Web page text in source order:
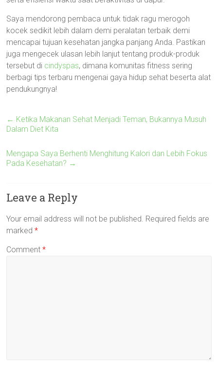
Saya mendorong pembaca untuk tidak ragu merogoh
kocek sedikit lebih dalam demi peralatan terbaik demi
mencapai tujuan kesehatan jangka panjang Anda. Pastikan
juga mengecek ulasan lebih lanjut tentang produk-produk
tersebut di cindyspas, dimana komunitas fitness sering
berbagi tips terbaru mengenai gaya hidup sehat beserta alat
pendukungnya!
← Ketika Makanan Sehat Menjadi Teman, Bukannya Musuh
Dalam Diet Kita
Mengapa Saya Berhenti Menghitung Kalori dan Lebih Fokus
Pada Kesehatan? →
Leave a Reply
Your email address will not be published. Required fields are
marked*
Comment*